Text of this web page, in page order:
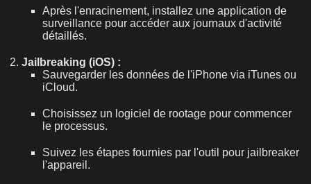
Après l'enracinement, installez une application de
surveillance pour accéder aux journaux d'activité
détaillés.
Jailbreaking (iOS) :
Sauvegarder les données de l'iPhone via iTunes ou
iCloud.
Choisissez un logiciel de rootage pour commencer
le processus.
Suivez les étapes fournies par l'outil pour jailbreaker
l'appareil.